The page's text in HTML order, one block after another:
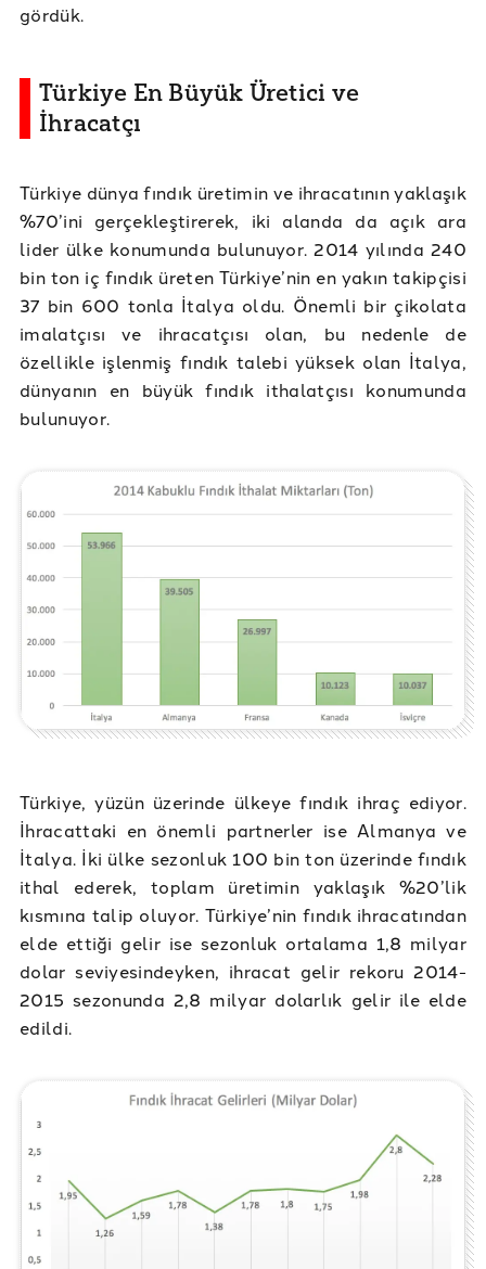
gördük.
Türkiye En Büyük Üretici ve
İhracatçı
Türkiye dünya fındık üretimin ve ihracatının yaklaşık
%70’ini gerçekleştirerek, iki alanda da açık ara
lider ülke konumunda bulunuyor. 2014 yılında 240
bin ton iç fındık üreten Türkiye’nin en yakın takipçisi
37 bin 600 tonla İtalya oldu. Önemli bir çikolata
imalatçısı ve ihracatçısı olan, bu nedenle de
özellikle işlenmiş fındık talebi yüksek olan İtalya,
dünyanın en büyük fındık ithalatçısı konumunda
bulunuyor.
Türkiye, yüzün üzerinde ülkeye fındık ihraç ediyor.
İhracattaki en önemli partnerler ise Almanya ve
İtalya. İki ülke sezonluk 100 bin ton üzerinde fındık
ithal ederek, toplam üretimin yaklaşık %20’lik
kısmına talip oluyor. Türkiye’nin fındık ihracatından
elde ettiği gelir ise sezonluk ortalama 1,8 milyar
dolar seviyesindeyken, ihracat gelir rekoru 2014-
2015 sezonunda 2,8 milyar dolarlık gelir ile elde
edildi.